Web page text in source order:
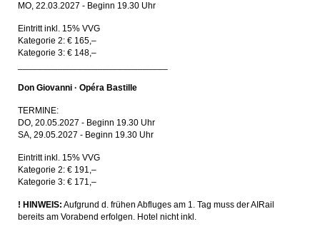
MO, 22.03.2027 - Beginn 19.30 Uhr
Eintritt inkl. 15% VVG
Kategorie 2: € 165,–
Kategorie 3: € 148,–
Don Giovanni · Opéra Bastille
TERMINE:
DO, 20.05.2027 - Beginn 19.30 Uhr
SA, 29.05.2027 - Beginn 19.30 Uhr
Eintritt inkl. 15% VVG
Kategorie 2: € 191,–
Kategorie 3: € 171,–
! HINWEIS: Aufgrund d. frühen Abfluges am 1. Tag muss der AIRail
bereits am Vorabend erfolgen. Hotel nicht inkl.